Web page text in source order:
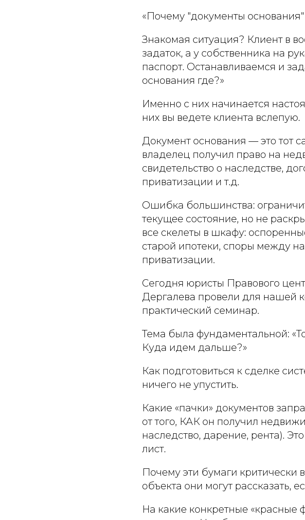
«Почему "документы
Знакомая ситуация? Клиент в
задаток, а у собственника на
паспорт. Останавливаемся и
основания где?»
Именно с них начинается
них вы ведете клиента вслепую.
Документ основания — это тот
владелец получил право на
свидетельство о наследстве,
приватизации и т.д.
Ошибка большинства:
текущее состояние, но не
все скелеты в шкафу:
старой ипотеки, споры между
приватизации.
Сегодня юристы Правового
Дергалева провели для нашей
практический семинар.
Тема была фундаментальной:
Куда идем дальше?»
Как подготовиться к сделке
ничего не упустить.
Какие «пачки» документов
от того, КАК он получил
наследство, дарение, рента).
лист.
Почему эти бумаги критически
объекта они могут рассказать,
На какие конкретные «красные